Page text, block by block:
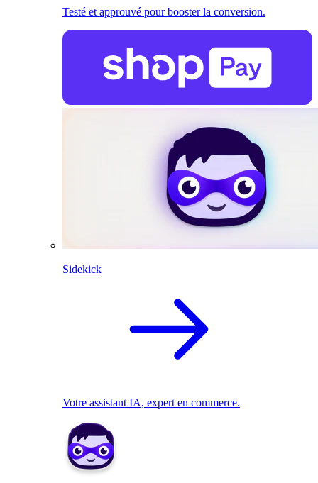
Testé et approuvé pour booster la conversion.
Sidekick
Votre assistant IA, expert en commerce.